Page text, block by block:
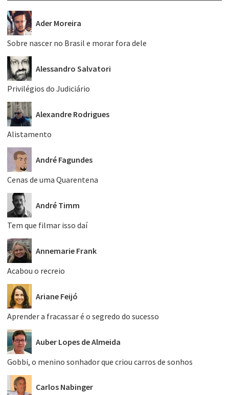
Ader Moreira
Sobre nascer no Brasil e morar fora dele
Alessandro Salvatori
Privilégios do Judiciário
Alexandre Rodrigues
Alistamento
André Fagundes
Cenas de uma Quarentena
André Timm
Tem que filmar isso daí
Annemarie Frank
Acabou o recreio
Ariane Feijó
Aprender a fracassar é o segredo do sucesso
Auber Lopes de Almeida
Gobbi, o menino sonhador que criou carros de sonhos
Carlos Nabinger